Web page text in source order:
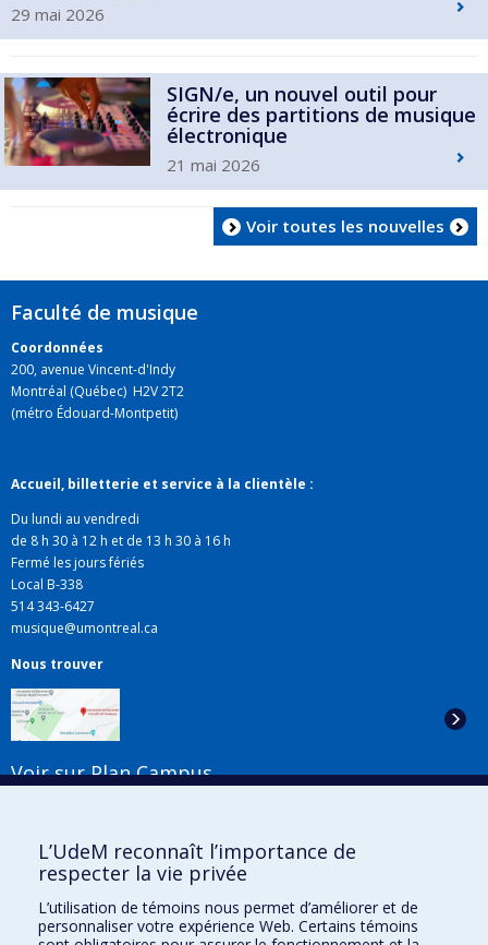
29 mai 2026
SIGN/e, un nouvel outil pour
écrire des partitions de musique
électronique
21 mai 2026
Voir toutes les nouvelles
Faculté de musique
Coordonnées
200, avenue Vincent-d'Indy
Montréal (Québec) H2V 2T2
(métro Édouard-Montpetit)
Accueil, billetterie et service à la clientèle :
Du lundi au vendredi
de 8 h 30 à 12 h et de 13 h 30 à 16 h
Fermé les jours fériés
Local B-338
514 343-6427
musique@umontreal.ca
Nous trouver
Voir sur Plan Campus
Liens utiles
L’UdeM reconnaît l’importance de
respecter la vie privée
L’utilisation de témoins nous permet d’améliorer et de
personnaliser votre expérience Web. Certains témoins